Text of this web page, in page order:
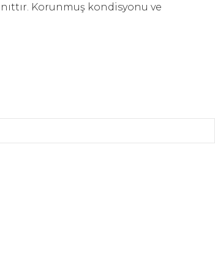
Korunmuş kondisyonu ve